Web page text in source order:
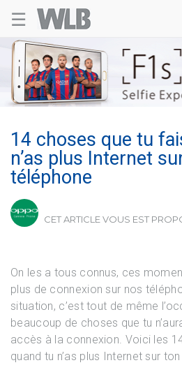
☰
14 choses que tu
n’as plus Internet
téléphone
CET ARTICLE VOUS EST
On les a tous connus, ces
plus de connexion sur nos
situation, c’est tout de même
beaucoup de choses que tu
accès à la connexion. Voici les
quand tu n’as plus Internet sur